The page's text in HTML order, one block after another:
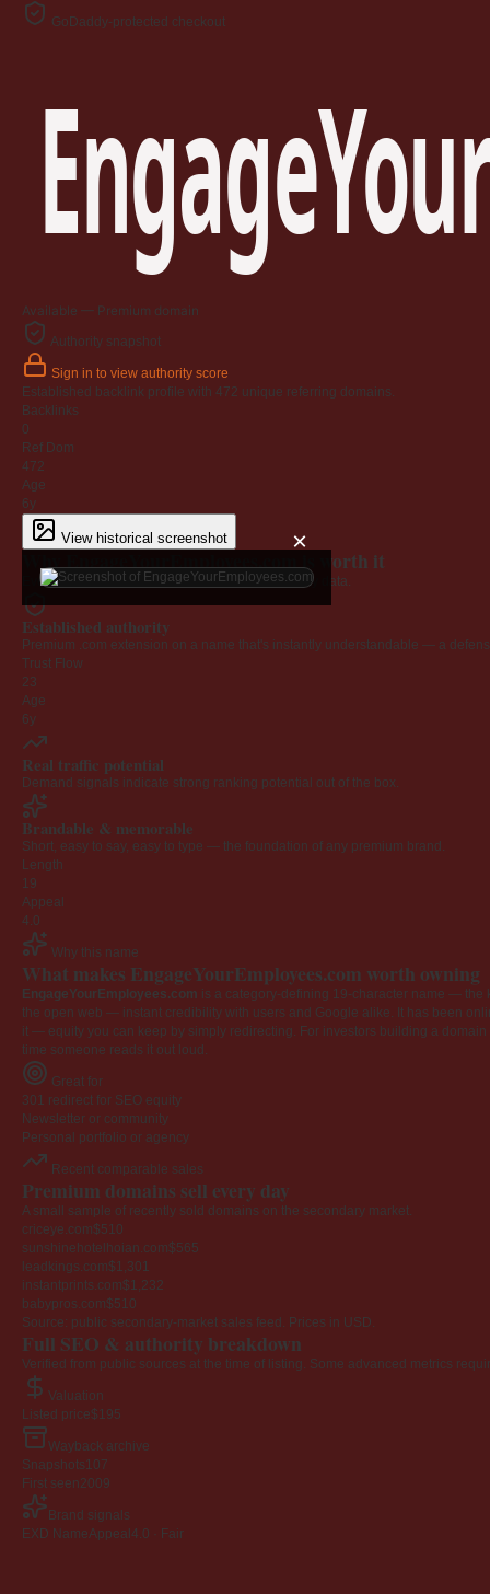
GoDaddy-protected checkout
Available — Premium domain
Authority snapshot
Sign in to view authority score
Established backlink profile with 472 unique referring domains.
Backlinks
0
Ref Dom
472
Age
6y
View historical screenshot ×
Why EngageYourEmployees.com is worth it
Every claim below is backed by verified third-party data.
Established authority
Premium .com extension on a name that's instantly understandable — a
Trust Flow
23
Age
6y
Real traffic potential
Demand signals indicate strong ranking potential out of the box.
Brandable & memorable
Short, easy to say, easy to type — the foundation of any premium brand.
Length
19
Appeal
4.0
Why this name
What makes EngageYourEmployees.com worth owning
EngageYourEmployees.com is a category-defining 19-character name — the
the open web — instant credibility with users and Google alike. It has been
it — equity you can keep by simply redirecting. For investors building a
time someone reads it out loud.
Great for
301 redirect for SEO equity
Newsletter or community
Personal portfolio or agency
Recent comparable sales
Premium domains sell every day
A small sample of recently sold domains on the secondary market.
criceye.com$510
sunshinehotelhoian.com$565
leadkings.com$1,301
instantprints.com$1,232
babypros.com$510
Source: public secondary-market sales feed. Prices in USD.
Full SEO & authority breakdown
Verified from public sources at the time of listing. Some advanced metrics
Valuation
Listed price$195
Wayback archive
Snapshots 107
First seen2009
Brand signals
EXD NameAppeal 4.0 · Fair